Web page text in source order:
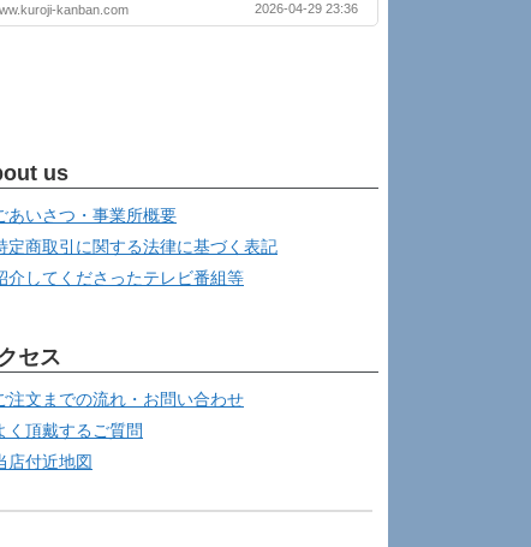
kanban.com 2026-04-29 23:36
us
あいさつ・事業所概要
定商取引に関する法律に基づく表記
介してくださったテレビ番組等
セス
注文までの流れ・お問い合わせ
く頂戴するご質問
店付近地図